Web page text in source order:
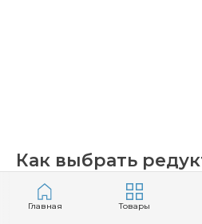
Главная Товары
Как выбрать
газового баллона:
маркировка, цены